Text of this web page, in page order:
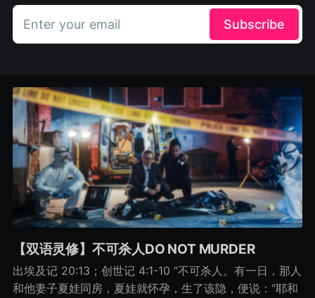
Enter your email Subscribe
【双语灵修】不可杀人DO NOT MURDER
出埃及记 20:13；创世记 4:1-10 “不可杀人。有一日，那人
和他妻子夏娃同房，夏娃就怀孕，生了该隐，便说：“耶和